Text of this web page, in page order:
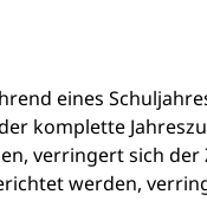
eines
komplette
verringert sich
werden,